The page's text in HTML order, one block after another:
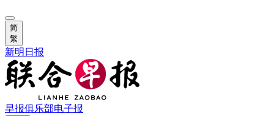
简
繁
新明日报
早报俱乐部电子报